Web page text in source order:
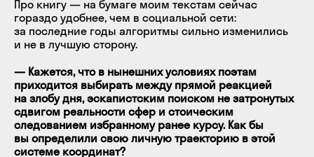
Про книгу — на бумаге моим текстам сейчас
гораздо удобнее, чем в социальной сети:
за последние годы алгоритмы сильно изменились
и не в лучшую сторону.
— Кажется, что в нынешних условиях поэтам
приходится выбирать между прямой реакцией
на злобу дня, эскапистским поиском не затронутых
сдвигом реальности сфер и стоическим
следованием избранному ранее курсу. Как бы
вы определили свою личную траекторию в этой
системе координат?